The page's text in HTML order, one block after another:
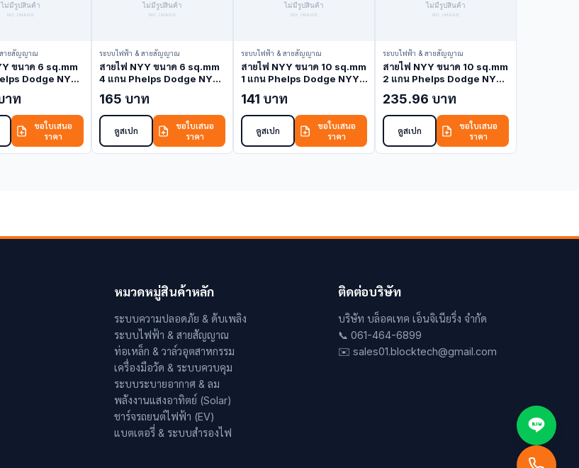
สายสัญญาณ
ขนาด 6 sq.mm
Dodge NYY-
าท
ขอใบเสนอ
ราคา
ระบบไฟฟ้า & สายสัญญาณ
สายไฟ NYY ขนาด 6 sq.mm
4 แกน Phelps Dodge NYY-
165 บาท
ดูสเปก
ขอใบเสนอ
ราคา
ระบบไฟฟ้า & สายสัญญาณ
สายไฟ NYY ขนาด 10 sq.mm
1 แกน Phelps Dodge NYY-
141 บาท
ดูสเปก
ขอใบเสนอ
ราคา
ระบบไฟฟ้า & สายสัญญาณ
สายไฟ NYY ขนาด 10 sq.mm
2 แกน Phelps Dodge NYY-
235.96 บาท
ดูสเปก
ขอใบเสนอ
ราคา
หมวดหมู่สินค้าหลัก
ระบบความปลอดภัย & ดับเพลิง
ระบบไฟฟ้า & สายสัญญาณ
ท่อเหล็ก & วาล์วอุตสาหกรรม
เครื่องมือวัด & ระบบควบคุม
ระบบระบายอากาศ & ลม
พลังงานแสงอาทิตย์ (Solar)
ชาร์จรถยนต์ไฟฟ้า (EV)
แบตเตอรี่ & ระบบสำรองไฟ
ติดต่อบริษัท
บริษัท บล็อคเทค เอ็นจิเนียริ่ง จำกัด
📞 061-464-6899
✉️ sales01.blocktech@gmail.com